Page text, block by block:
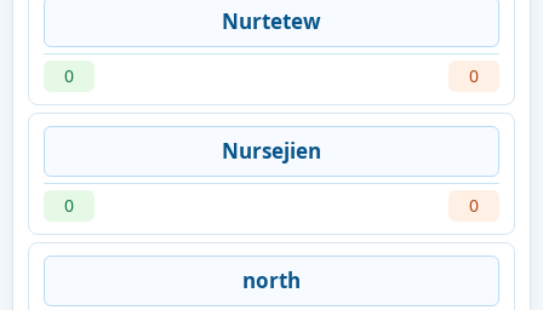
Nurtetew
0 0
Nursejien
0 0
north